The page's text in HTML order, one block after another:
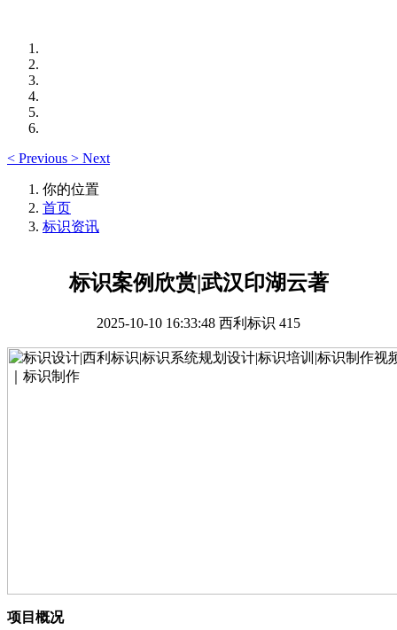
< Previous > Next
你的位置
首页
标识资讯
标识案例欣赏|武汉印湖云著
2025-10-10 16:33:48 西利标识 415
项目概况